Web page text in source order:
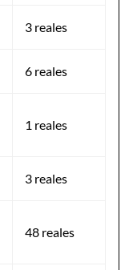
3 reales
6 reales
1 reales
3 reales
48 reales